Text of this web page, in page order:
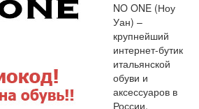
NO ONE (Ноу
Уан) –
крупнейший
интернет-бутик
итальянской
обуви и
аксессуаров в
России.